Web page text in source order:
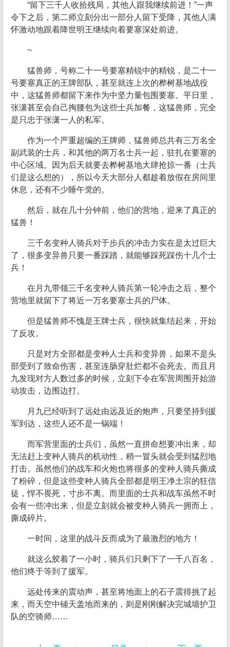
“留下三千人收拾残局，其他人跟我继续前进！”一声
令下之后，第二师立刻分出一部分人留下受降，其他人满
怀激动地跟着降世明王继续向着要塞深处前进。
~
猛兽师，号称二十一号要塞精锐中的精锐，是二十一
号要塞真正的王牌部队，甚至就连上次的桦树基地战役
中，这猛兽师都留下来作为中坚力量包围要塞。平日里，
张潇甚至会自己掏腰包为这些士兵加餐，这猛兽师，完全
是只忠于张潇一人的私军。
作为一个严重超编的王牌师，猛兽师总共有三万名全
副武装的士兵，和其他的两万名士兵一起，驻扎在要塞的
中心区域。因为后天就要去桦树基地大肆抢掠一番（士兵
们是这么想的），所以今天大部分人都趁着放假在房间里
休息，还有不少睡午觉的。
然后，就在几十分钟前，他们的营地，迎来了真正的
猛兽！
三千名变种人骑兵对于步兵的冲击力实在是太过巨大
了，很多变异兽只要一番踩踏，就能够踩死踩伤十几个士
兵！
在月九带领三千名变种人骑兵第一轮冲击之后，整个
营地里就留下了将近一万名要塞士兵的尸体。
但是猛兽师不愧是王牌士兵，很快就集结起来，开始
了反攻。
只是对方全部都是变种人士兵和变异兽，如果不是头
部受到了致命伤害，甚至连肠穿肚烂都不会死去。而且月
九发现对方人数过多的时候，立刻下令在军营周围开始游
动攻击，边围边打。
月九已经听到了远处由远及近的炮声，只要坚持到援
军到达，这些人还不是一锅端！
而军营里面的士兵们，虽然一直拼命想要冲出来，却
无法赶上变种人骑兵的机动性，稍一冒头就会受到猛烈地
打击。虽然他们的战车和火炮也将很多的变种人骑兵撕成
了粉碎，但是这些变种人骑兵全部都是明王净土宗的狂信
徒，悍不畏死，寸步不离。而里面的士兵和战车虽然不时
会有一些冲出来，但是立刻就会被变种人骑兵一拥而上，
撕成碎片。
一时间，这里的战斗反而成为了最激烈的地方！
就这么胶着了一小时，骑兵们只剩下了一千八百名，
他们终于等到了援军。
远处传来的震动声，甚至将地面上的石子震得挑了起
来，而天空中铺天盖地而来的，则是刚刚解决完城墙护卫
队的空骑师……